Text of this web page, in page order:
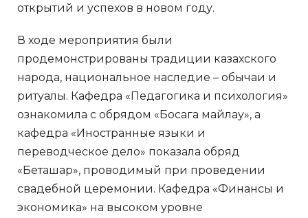
открытий и успехов в новом году.
В ходе мероприятия были
продемонстрированы традиции казахского
народа, национальное наследие – обычаи и
ритуалы. Кафедра «Педагогика и психология»
ознакомила с обрядом «Босага майлау», а
кафедра «Иностранные языки и
переводческое дело» показала обряд
«Беташар», проводимый при проведении
свадебной церемонии. Кафедра «Финансы и
экономика» на высоком уровне